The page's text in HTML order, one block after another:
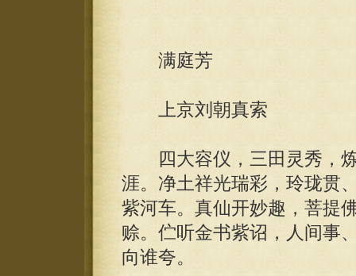
满庭芳
上京刘朝真索
四大容仪，三田灵秀，炼
涯。净土祥光瑞彩，玲珑贯
紫河车。真仙开妙趣，菩提
赊。伫听金书紫诏，人间事
向谁夸。